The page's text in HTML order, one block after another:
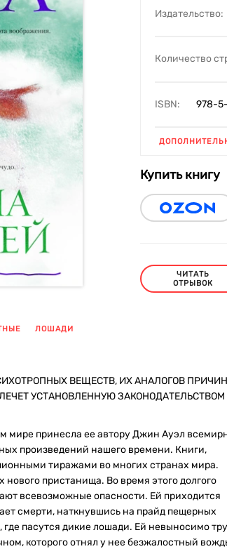
ЛОШАДИ
Издательство:
Количество
ISBN: 978-
Купить книгу
ЧИТАТЬ
ОТРЫВОК
ВЕЩЕСТВ, ИХ АНАЛОГОВ
УСТАНОВЛЕННУЮ ЗАКОНОДАТЕЛЬСТВОМ
мире принесла ее автору Джин Ауэл
произведений нашего времени. Книги,
тиражами во многих странах мира.
нового пристанища. Во время этого долгого
всевозможные опасности. Ей приходится
смерти, наткнувшись на прайд пещерных
пасутся дикие лошади. Ей невыносимо
которого отнял у нее безжалостный